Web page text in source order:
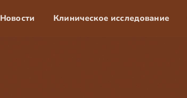
Новости Клиническое исследование